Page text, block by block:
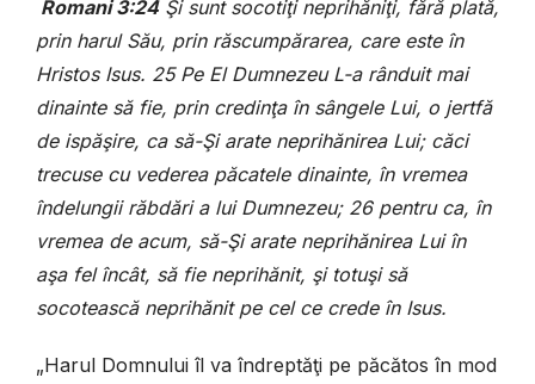
Romani 3:24Şi sunt socotiţi neprihăniţi, fără plată,
prin harul Său, prin răscumpărarea, care este în
Hristos Isus. 25 Pe El Dumnezeu L-a rânduit mai
dinainte să fie, prin credinţa în sângele Lui, o jertfă
de ispăşire, ca să-Şi arate neprihănirea Lui; căci
trecuse cu vederea păcatele dinainte, în vremea
îndelungii răbdări a lui Dumnezeu; 26 pentru ca, în
vremea de acum, să-Şi arate neprihănirea Lui în
aşa fel încât, să fie neprihănit, şi totuşi să
socotească neprihănit pe cel ce crede în Isus.
„Harul Domnului îl va îndreptăţi pe păcătos în mod